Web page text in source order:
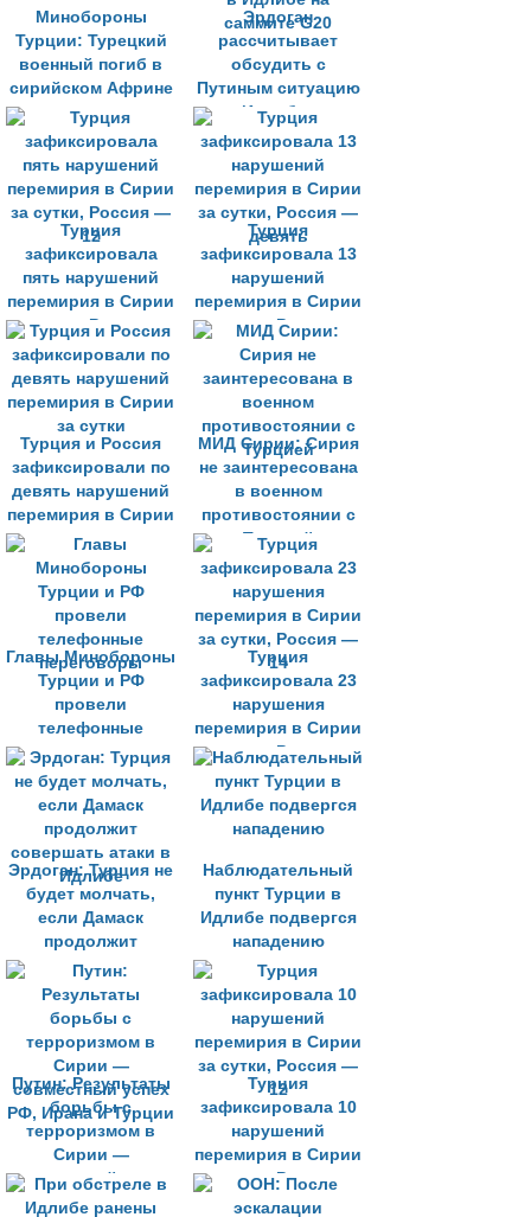
Минобороны
Турции: Турецкий
военный погиб в
сирийском Африне
Эрдоган
рассчитывает
обсудить с
Путиным ситуацию
в Идлибе на
саммите G20
Турция
зафиксировала
пять нарушений
перемирия в Сирии
за сутки, Россия —
12
Турция
зафиксировала 13
нарушений
перемирия в Сирии
за сутки, Россия —
девять
Турция и Россия
зафиксировали по
девять нарушений
перемирия в Сирии
за сутки
МИД Сирии: Сирия
не заинтересована
в военном
противостоянии с
Турцией
Главы Минобороны
Турции и РФ
провели
телефонные
переговоры
Турция
зафиксировала 23
нарушения
перемирия в Сирии
за сутки, Россия —
14
Эрдоган: Турция не
будет молчать,
если Дамаск
продолжит
совершать атаки в
Идлибе
Наблюдательный
пункт Турции в
Идлибе подвергся
нападению
Путин: Результаты
борьбы с
терроризмом в
Сирии —
совместный успех
РФ, Ирана и Турции
Турция
зафиксировала 10
нарушений
перемирия в Сирии
за сутки, Россия —
12